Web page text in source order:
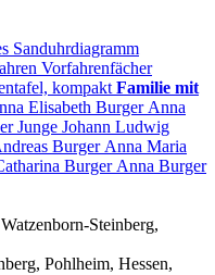
Sanduhrdiagramm
Vorfahrenfächer
kompakt Familie mit
Elisabeth Burger Anna
Junge Johann Ludwig
Burger Anna Maria
Burger Anna Burger
Watzenborn-Steinberg,
Pohlheim, Hessen,